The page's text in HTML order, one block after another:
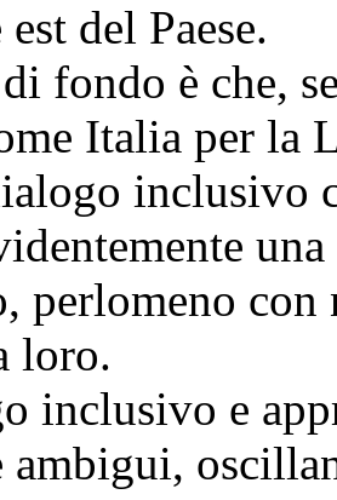
del Paese.
è che,
Italia per la
inclusivo
perlomeno
loro.
e
ambigui,